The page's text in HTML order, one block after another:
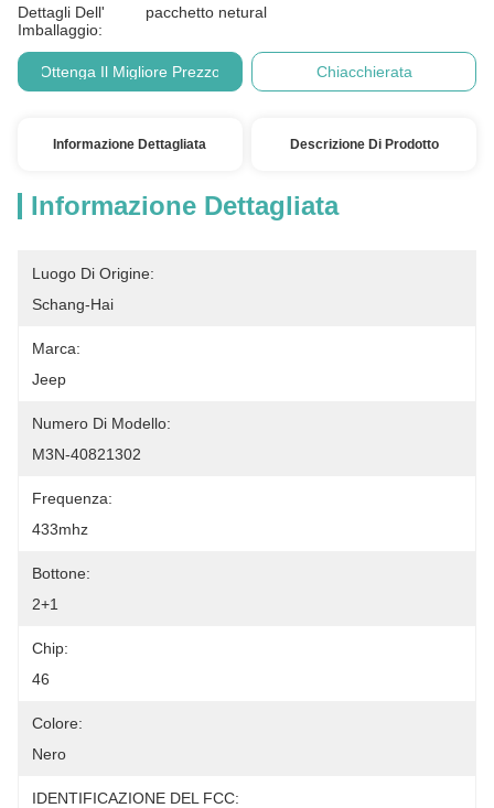
Dettagli Dell'
Imballaggio:
pacchetto netural
Ottenga Il Migliore Prezzo Chiacchierata
Informazione Dettagliata Descrizione Di Prodotto
Informazione Dettagliata
Luogo Di Origine:
Schang-Hai
Marca:
Jeep
Numero Di Modello:
M3N-40821302
Frequenza:
433mhz
Bottone:
2+1
Chip:
46
Colore:
Nero
IDENTIFICAZIONE DEL FCC: